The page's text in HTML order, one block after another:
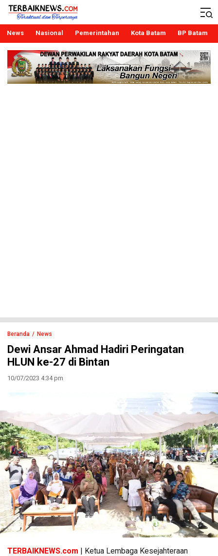
Terbaiknews
Teraktual dan Terpercaya
News Nasional Pemerintahan Kota Batam BP Batam
Beranda News
Dewi Ansar Ahmad Hadiri Peringatan
HLUN ke-27 di Bintan
10/07/2023 4:34 pm
TERBAIKNEWS.com | Ketua Lembaga Kesejahteraan